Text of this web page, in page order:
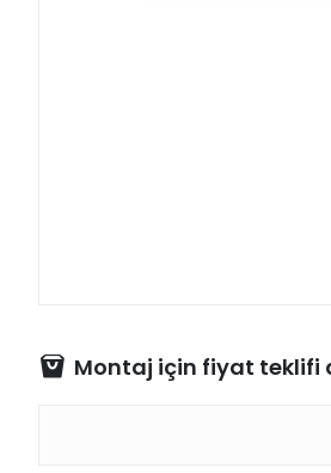
Montaj için fiyat teklifi